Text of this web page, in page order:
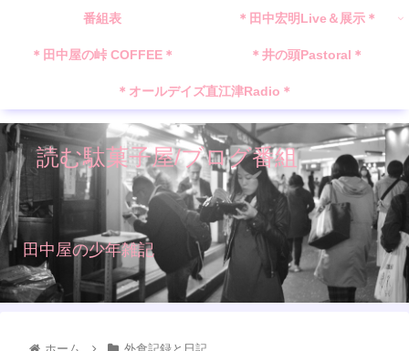
読む駄菓子屋/ブログ番組
田中屋の少年雑記
番組表 ＊田中宏明Live＆展示＊
＊田中屋の峠 COFFEE＊ ＊井の頭Pastoral＊
＊オールデイズ直江津Radio＊